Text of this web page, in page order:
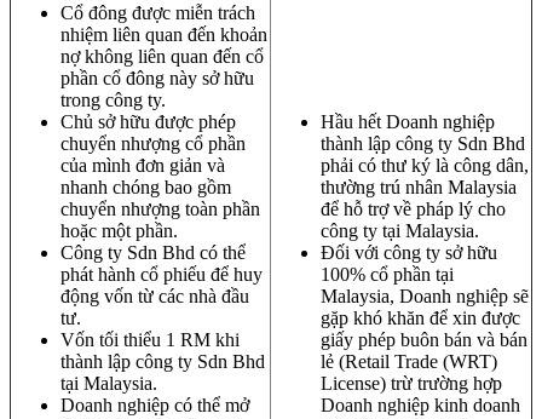
Cổ đông được miễn trách
nhiệm liên quan đến khoản
nợ không liên quan đến cổ
phần cổ đông này sở hữu
trong công ty.
Chủ sở hữu được phép
chuyển nhượng cổ phần
của mình đơn giản và
nhanh chóng bao gồm
chuyển nhượng toàn phần
hoặc một phần.
Công ty Sdn Bhd có thể
phát hành cổ phiếu để huy
động vốn từ các nhà đầu
tư.
Vốn tối thiểu 1 RM khi
thành lập công ty Sdn Bhd
tại Malaysia.
Doanh nghiệp có thể mở
Hầu hết Doanh nghiệp
thành lập công ty Sdn Bhd
phải có thư ký là công dân,
thường trú nhân Malaysia
để hỗ trợ về pháp lý cho
công ty tại Malaysia.
Đối với công ty sở hữu
100% cổ phần tại
Malaysia, Doanh nghiệp sẽ
gặp khó khăn để xin được
giấy phép buôn bán và bán
lẻ (Retail Trade (WRT)
License) trừ trường hợp
Doanh nghiệp kinh doanh